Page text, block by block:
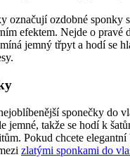
označují ozdobné sponky
efektem. Nejde o pravé
jemný třpyt a hodí se
sponečky do
jemné, takže se hodí k
Pokud chcete elegantní
zlatými sponkami do